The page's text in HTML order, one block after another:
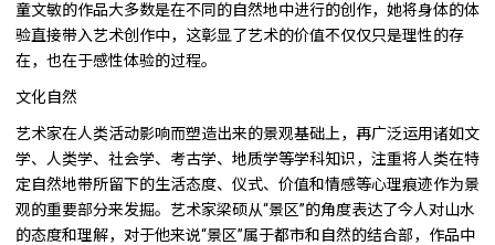
童文敏的作品大多数是在不同的自然地中进行的创作，她将身体的体
验直接带入艺术创作中，这彰显了艺术的价值不仅仅只是理性的存
在，也在于感性体验的过程。
文化自然
艺术家在人类活动影响而塑造出来的景观基础上，再广泛运用诸如文
学、人类学、社会学、考古学、地质学等学科知识，注重将人类在特
定自然地带所留下的生活态度、仪式、价值和情感等心理痕迹作为景
观的重要部分来发掘。艺术家梁硕从“景区”的角度表达了今人对山水
的态度和理解，对于他来说“景区”属于都市和自然的结合部，作品中